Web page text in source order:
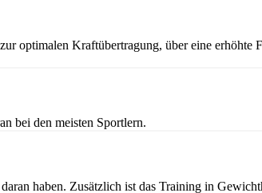
optimalen Kraftübertragung, über eine erhöhte
bei den meisten Sportlern.
haben. Zusätzlich ist das Training in